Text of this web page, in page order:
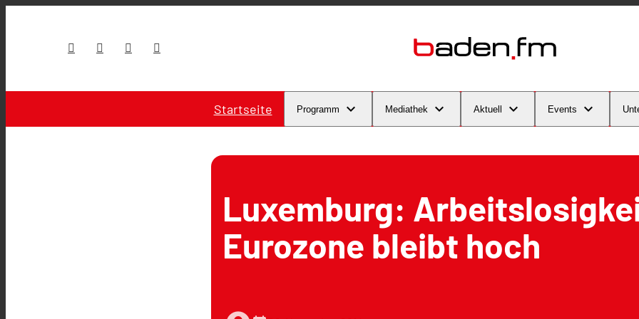
Startseite Programm Mediathek Aktuell Events
Luxemburg:
Eurozone bleibt hoch